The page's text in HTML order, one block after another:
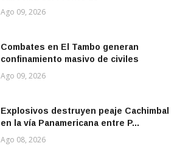
Ago 09, 2026
Combates en El Tambo generan
confinamiento masivo de civiles
Ago 09, 2026
Explosivos destruyen peaje Cachimbal
en la vía Panamericana entre P...
Ago 08, 2026